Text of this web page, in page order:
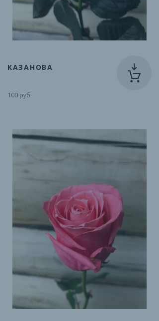
КАЗАНОВА
100 руб.